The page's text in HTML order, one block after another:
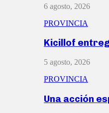
6 agosto, 2026
PROVINCIA
Kicillof
5 agosto, 2026
PROVINCIA
Una acción